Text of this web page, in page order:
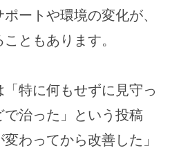
ートや環境の変化が、
ともあります。
特に何もせずに見守っ
治った」という投稿
わってから改善した」